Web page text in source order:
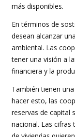
más disponibles.
En términos de
desean alcanzar
ambiental. Las
tener una visión a
financiera y la
También tienen
hacer esto, las
reservas de capital
nacional. Las cifras